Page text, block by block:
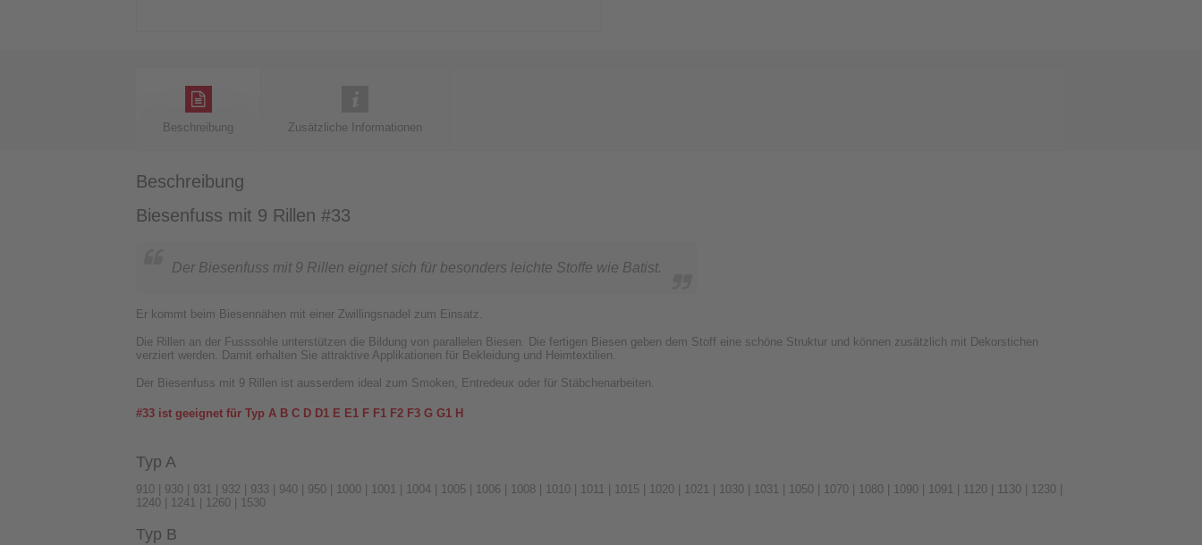
Beschreibung Zusätzliche Informationen
Beschreibung
Biesenfuss mit 9 Rillen #33
Der Biesenfuss mit 9 Rillen eignet sich für besonders leichte Stoffe wie Batist.
Er kommt beim Biesennähen mit einer Zwillingsnadel zum Einsatz.
Die Rillen an der Fusssohle unterstützen die Bildung von parallelen Biesen. Die fertigen Biesen geben dem Stoff eine schöne Struktur und können zusätzlich mit Dekorstichen
verziert werden. Damit erhalten Sie attraktive Applikationen für Bekleidung und Heimtextilien.
Der Biesenfuss mit 9 Rillen ist ausserdem ideal zum Smoken, Entredeux oder für Stäbchenarbeiten.
#33 ist geeignet für Typ A B C D D1 E E1 F F1 F2 F3 G G1 H
Typ A
910 | 930 | 931 | 932 | 933 | 940 | 950 | 1000 | 1001 | 1004 | 1005 | 1006 | 1008 | 1010 | 1011 | 1015 | 1020 | 1021 | 1030 | 1031 | 1050 | 1070 | 1080 | 1090 | 1091 | 1120 | 1130 | 1230 |
1240 | 1241 | 1260 | 1530
Typ B